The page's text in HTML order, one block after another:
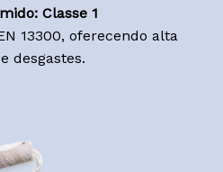
Classe 1
13300, oferecendo alta
desgastes.